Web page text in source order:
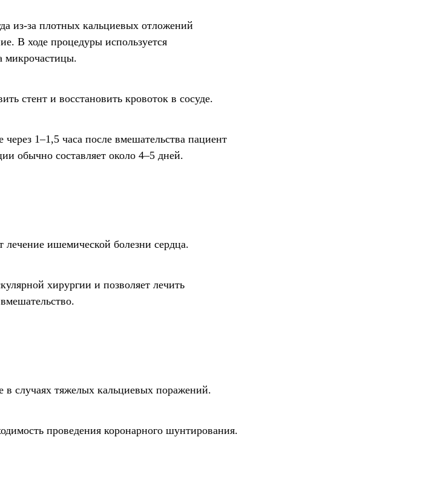
из-за плотных кальциевых отложений
В ходе процедуры используется
микрочастицы.
стент и восстановить кровоток в сосуде.
1–1,5 часа после вмешательства пациент
обычно составляет около 4–5 дней.
ишемической болезни сердца.
хирургии и позволяет лечить
в случаях тяжелых кальциевых поражений.
проведения коронарного шунтирования.